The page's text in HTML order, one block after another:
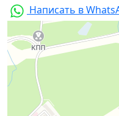
Написать в